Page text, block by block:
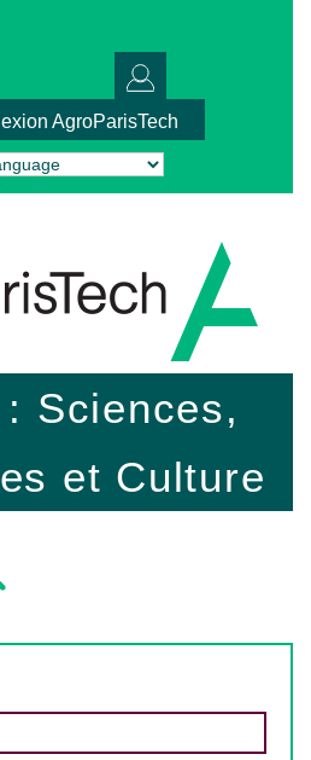
AgroParisTech
Translate
Sciences,
et Culture